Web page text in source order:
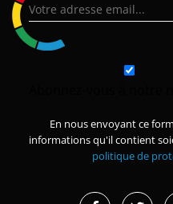
En nous envoyant ce
informations qu'il contient
politique de